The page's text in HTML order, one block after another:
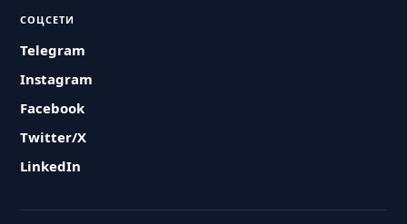
СОЦСЕТИ
Telegram
Instagram
Facebook
Twitter/X
LinkedIn